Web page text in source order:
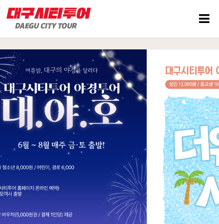
순환코스 시간표 테마코스 예약